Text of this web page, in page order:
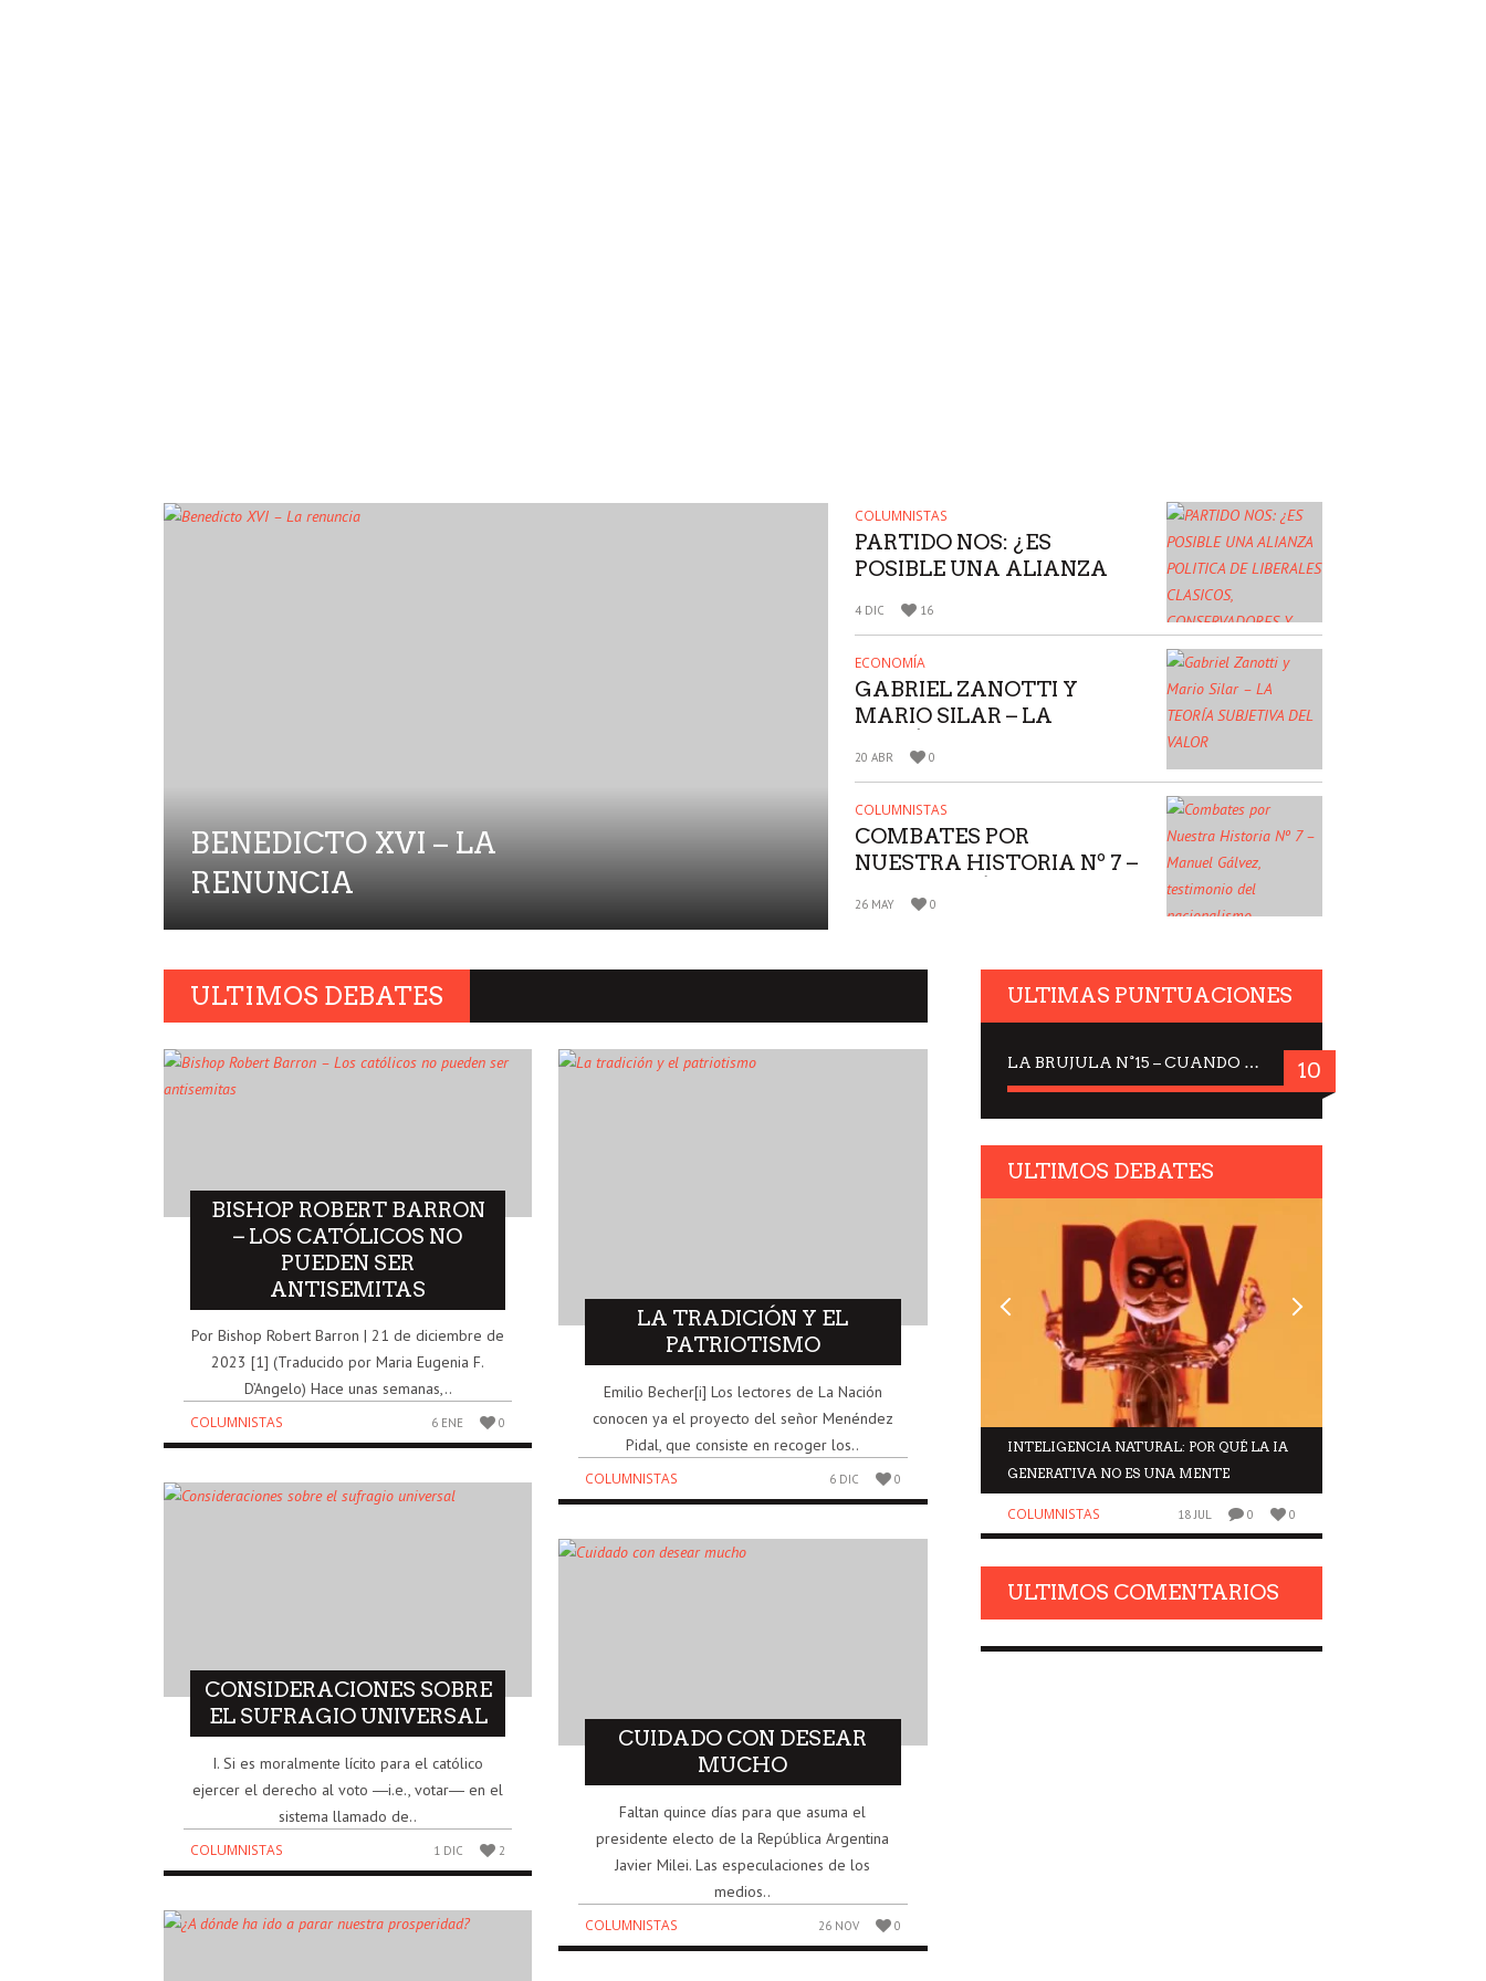
BENEDICTO XVI – LA
RENUNCIA
COLUMNISTAS
PARTIDO NOS: ¿ES
POSIBLE UNA ALIANZA
CLASICOS,
CONSERVADORES Y
NACIONALISTAS SIN
RENUNCIAR A LOS
PROPIOS PRINCIPIOS?
4 DIC 16
ECONOMÍA
GABRIEL ZANOTTI Y
MARIO SILAR – LA
VALOR
20 ABR 0
COLUMNISTAS
COMBATES POR
NUESTRA HISTORIA Nº 7 –
TESTIMONIO DEL
26 MAY 0
ULTIMOS DEBATES
BISHOP ROBERT BARRON
– LOS CATÓLICOS NO
PUEDEN SER
ANTISEMITAS
Por Bishop Robert Barron | 21 de diciembre de
2023 [1] (Traducido por Maria Eugenia F.
D’Angelo) Hace unas semanas,..
COLUMNISTAS 6 ENE 0
CONSIDERACIONES SOBRE
EL SUFRAGIO UNIVERSAL
I. Si es moralmente lícito para el católico
ejercer el derecho al voto ―i.e., votar― en el
sistema llamado de..
COLUMNISTAS 1 DIC 2
LA TRADICIÓN Y EL
PATRIOTISMO
Emilio Becher[i] Los lectores de La Nación
conocen ya el proyecto del señor Menéndez
Pidal, que consiste en recoger los..
COLUMNISTAS 6 DIC 0
CUIDADO CON DESEAR
MUCHO
Faltan quince días para que asuma el
presidente electo de la República Argentina
Javier Milei. Las especulaciones de los
medios..
COLUMNISTAS 26 NOV 0
ULTIMAS PUNTUACIONES
LA BRUJULA N°15 – CUANDO LA CIENCIA MIRA AL CIELO, DRA. ELISABETH KÜBLER-ROSS 10
ULTIMOS DEBATES
INTELIGENCIA NATURAL: POR QUÉ LA IA
GENERATIVA NO ES UNA MENTE
COLUMNISTAS 18 JUL 0 0
ENRIQUE DE GANDIA – EL FUNDADOR DEL
REPUBLICANISMO EN AMÉRICA
ULTIMOS COMENTARIOS